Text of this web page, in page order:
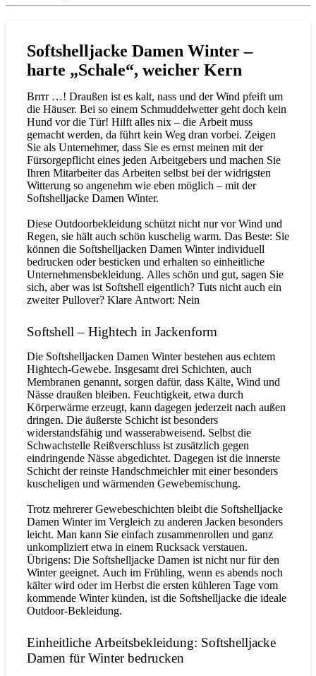
Softshelljacke Damen Winter –
harte „Schale“, weicher Kern
Brrrr …! Draußen ist es kalt, nass und der Wind pfeift um
die Häuser. Bei so einem Schmuddelwetter geht doch kein
Hund vor die Tür! Hilft alles nix – die Arbeit muss
gemacht werden, da führt kein Weg dran vorbei. Zeigen
Sie als Unternehmer, dass Sie es ernst meinen mit der
Fürsorgepflicht eines jeden Arbeitgebers und machen Sie
Ihren Mitarbeiter das Arbeiten selbst bei der widrigsten
Witterung so angenehm wie eben möglich – mit der
Softshelljacke Damen Winter.
Diese Outdoorbekleidung schützt nicht nur vor Wind und
Regen, sie hält auch schön kuschelig warm. Das Beste: Sie
können die Softshelljacken Damen Winter individuell
bedrucken oder besticken und erhalten so einheitliche
Unternehmensbekleidung. Alles schön und gut, sagen Sie
sich, aber was ist Softshell eigentlich? Tuts nicht auch ein
zweiter Pullover? Klare Antwort: Nein
Softshell – Hightech in Jackenform
Die Softshelljacken Damen Winter bestehen aus echtem
Hightech-Gewebe. Insgesamt drei Schichten, auch
Membranen genannt, sorgen dafür, dass Kälte, Wind und
Nässe draußen bleiben. Feuchtigkeit, etwa durch
Körperwärme erzeugt, kann dagegen jederzeit nach außen
dringen. Die äußerste Schicht ist besonders
widerstandsfähig und wasserabweisend. Selbst die
Schwachstelle Reißverschluss ist zusätzlich gegen
eindringende Nässe abgedichtet. Dagegen ist die innerste
Schicht der reinste Handschmeichler mit einer besonders
kuscheligen und wärmenden Gewebemischung.
Trotz mehrerer Gewebeschichten bleibt die Softshelljacke
Damen Winter im Vergleich zu anderen Jacken besonders
leicht. Man kann Sie einfach zusammenrollen und ganz
unkompliziert etwa in einem Rucksack verstauen.
Übrigens: Die Softshelljacke Damen ist nicht nur für den
Winter geeignet. Auch im Frühling, wenn es abends noch
kälter wird oder im Herbst die ersten kühleren Tage vom
kommende Winter künden, ist die Softshelljacke die ideale
Outdoor-Bekleidung.
Einheitliche Arbeitsbekleidung: Softshelljacke
Damen für Winter bedrucken